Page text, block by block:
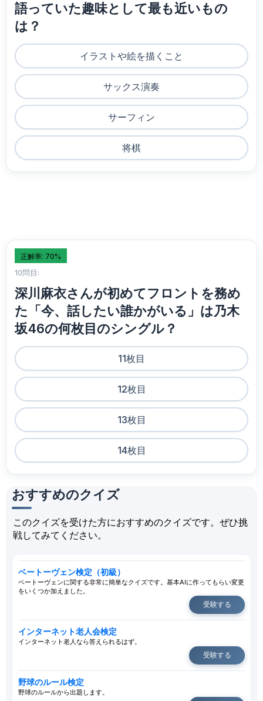
語っていた趣味として最も近いもの
は？
イラストや絵を描くこと
サックス演奏
サーフィン
将棋
正解率: 70%
10問目:
深川麻衣さんが初めてフロントを務め
た「今、話したい誰かがいる」は乃木
坂46の何枚目のシングル？
11枚目
12枚目
13枚目
14枚目
おすすめのクイズ
このクイズを受けた方におすすめのクイズです。ぜひ挑
戦してみてください。
ベートーヴェン検定（初級）
ベートーヴェンに関する非常に簡単なクイズです。基本AIに作ってもらい変更
をいくつか加えました。
受験する
インターネット老人会検定
インターネット老人なら答えられるはず。
受験する
野球のルール検定
野球のルールから出題します。